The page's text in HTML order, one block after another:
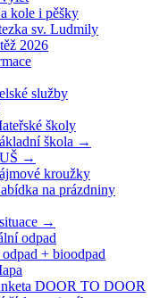
kole i pěšky
sv. Ludmily
2026
služby
školy
škola →
→
kroužky
na prázdniny
→
odpad
+ bioodpad
DOOR TO DOOR